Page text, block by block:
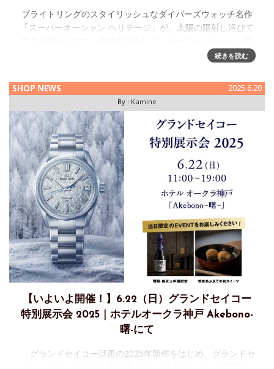
ブライトリングのスタイリッシュなダイバーズウォッチ名作
「スーパーオーシャン ヘリテージ」が、太陽の陽射し浴びて
会的センスが融合するSaturdays NYC Kobeにて「BREITLI
続きを読む
SHOP NEWS 2025.6.20
By : Kamine
【いよいよ開催！】6.22（日）グランドセイコー
特別展示会 2025｜ホテルオークラ神戸 Akebono-
曙-にて
グランドセイコー話題の2025年新作をはじめ、グランドセ